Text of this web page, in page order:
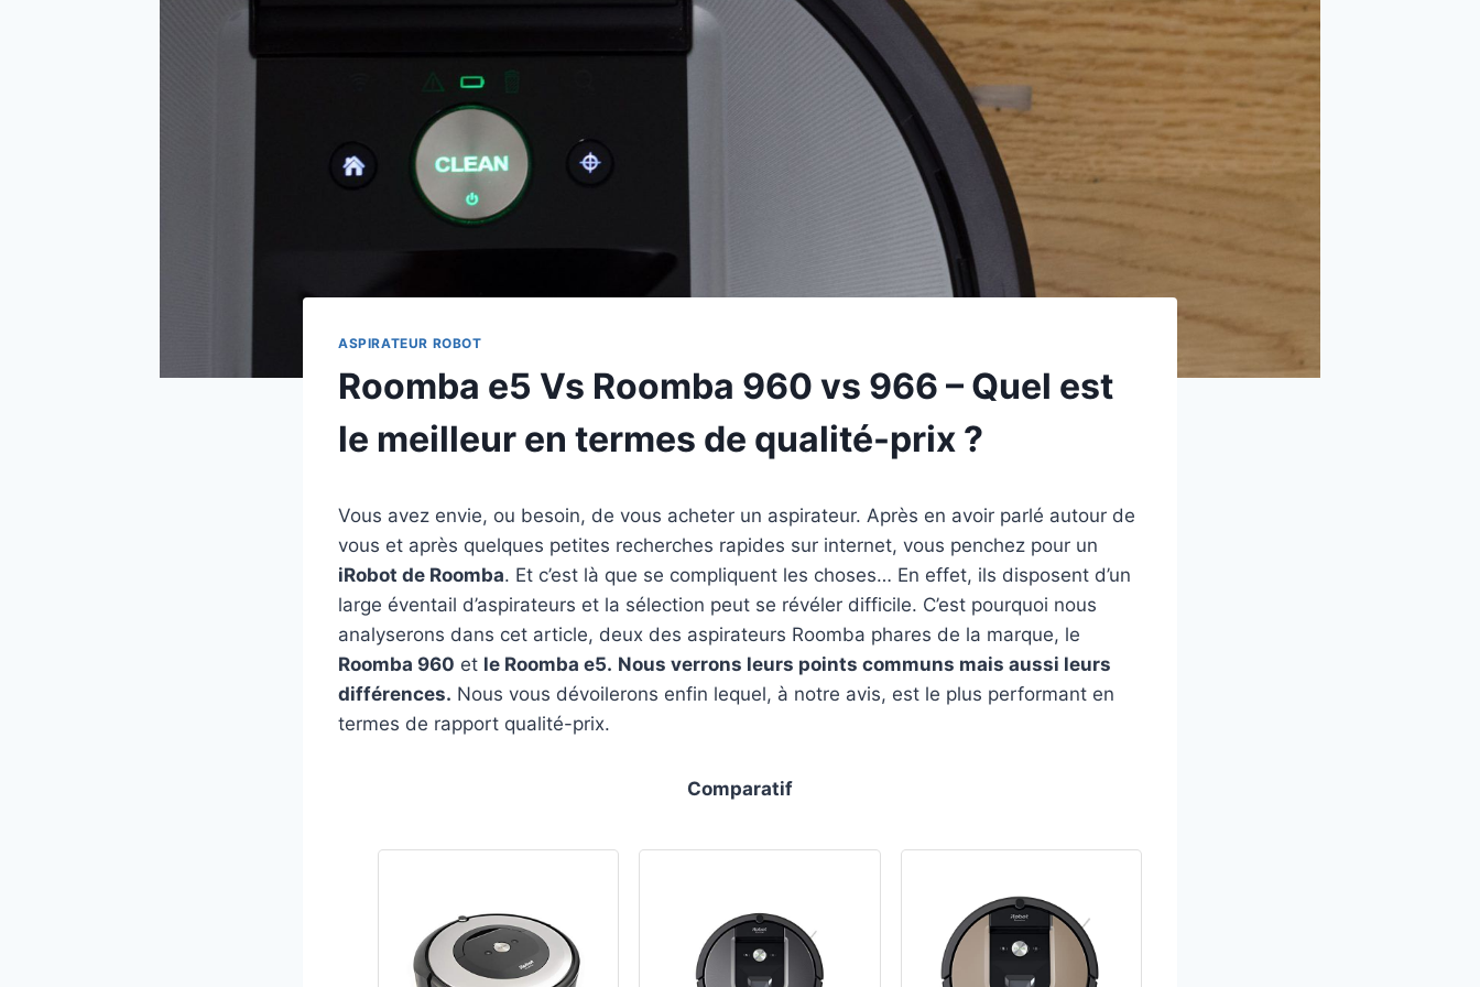
ASPIRATEUR ROBOT
Roomba e5 Vs Roomba 960 vs 966 – Quel est
le meilleur en termes de qualité-prix ?
Vous avez envie, ou besoin, de vous acheter un aspirateur. Après en avoir parlé autour de
vous et après quelques petites recherches rapides sur internet, vous penchez pour un
iRobot de Roomba. Et c’est là que se compliquent les choses… En effet, ils disposent d’un
large éventail d’aspirateurs et la sélection peut se révéler difficile. C’est pourquoi nous
analyserons dans cet article, deux des aspirateurs Roomba phares de la marque, le
Roomba 960 et le Roomba e5. Nous verrons leurs points communs mais aussi leurs
différences. Nous vous dévoilerons enfin lequel, à notre avis, est le plus performant en
termes de rapport qualité-prix.
Comparatif